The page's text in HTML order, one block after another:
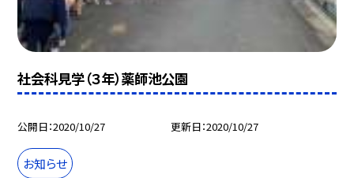
社会科見学（３年）薬師池公園
公開日 2020/10/27 更新日 2020/10/27
お知らせ